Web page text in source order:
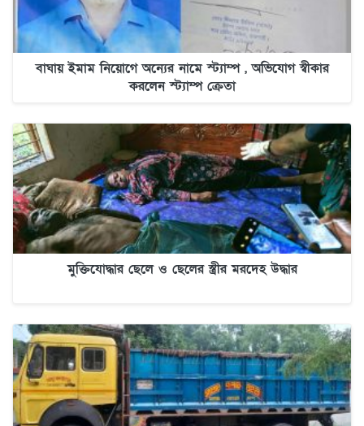
বাঘায় ইমাম নিয়োগে অন্যের নামে স্ট্যাম্প , অভিযোগ স্বীকার
করলেন স্ট্যাম্প ক্রেতা
মুক্তিযোদ্ধার ছেলে ও ছেলের স্ত্রীর মরদেহ উদ্ধার